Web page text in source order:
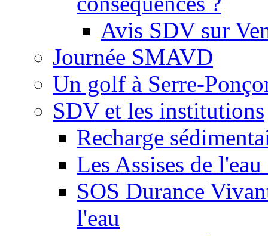
Avis SDV sur
Journée SMAVD
Un golf à Serre-
SDV et les institutions
Recharge
Les Assises de
SOS Durance
l'eau